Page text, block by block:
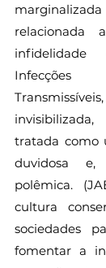
relacionada
tratada como
duvidosa
polêmica.
cultura
sociedades
fomentar a